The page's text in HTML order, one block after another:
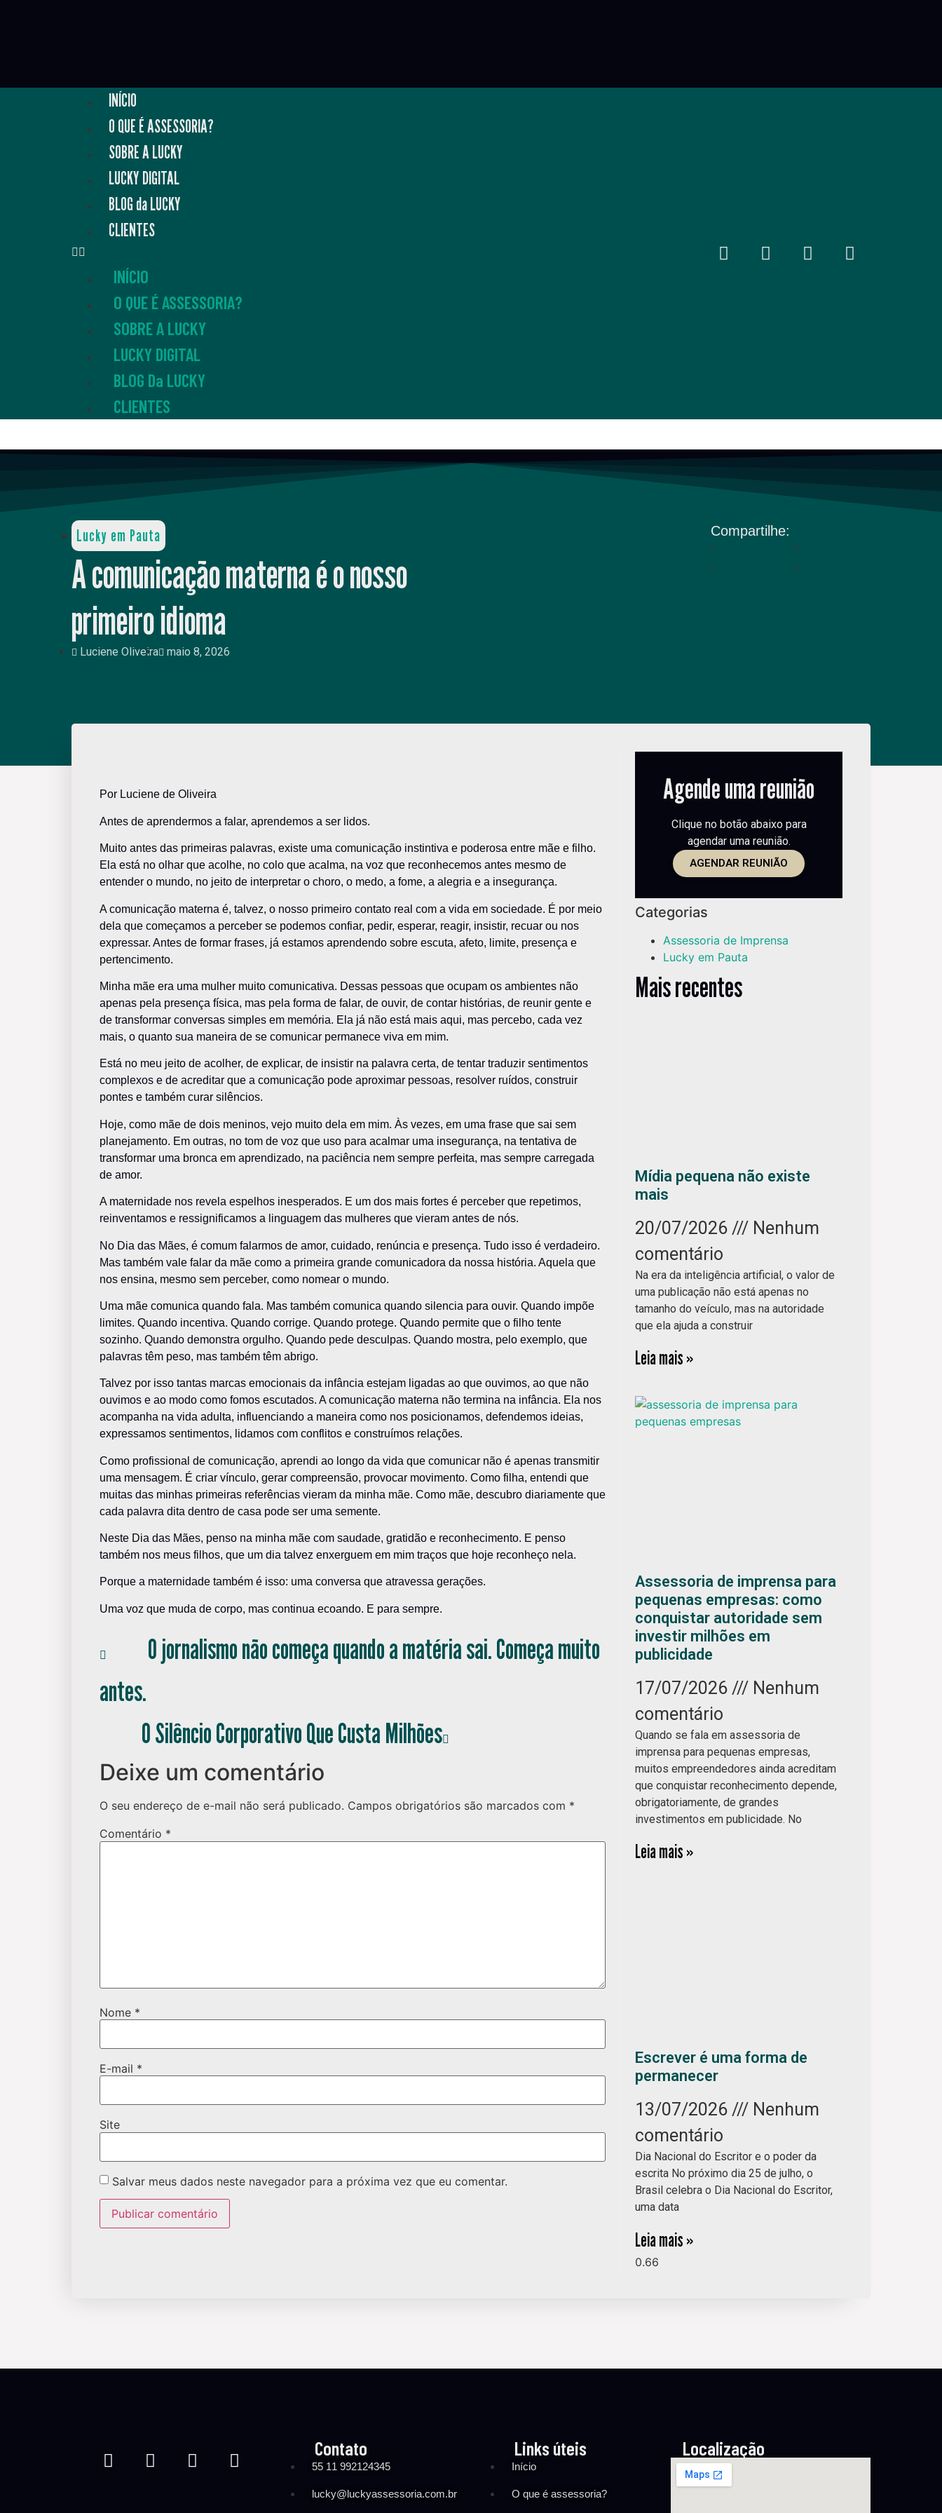
INÍCIO
O QUE É ASSESSORIA?
SOBRE A LUCKY
LUCKY DIGITAL
BLOG da LUCKY
CLIENTES
INÍCIO
O QUE É ASSESSORIA?
SOBRE A LUCKY
LUCKY DIGITAL
BLOG Da LUCKY
CLIENTES
Lucky em Pauta
A comunicação materna é o nosso
primeiro idioma
Luciene Oliveira maio 8, 2026
Compartilhe:
Por Luciene de Oliveira
Antes de aprendermos a falar, aprendemos a ser lidos.
Muito antes das primeiras palavras, existe uma comunicação instintiva e poderosa entre mãe e filho.
Ela está no olhar que acolhe, no colo que acalma, na voz que reconhecemos antes mesmo de
entender o mundo, no jeito de interpretar o choro, o medo, a fome, a alegria e a insegurança.
A comunicação materna é, talvez, o nosso primeiro contato real com a vida em sociedade. É por meio
dela que começamos a perceber se podemos confiar, pedir, esperar, reagir, insistir, recuar ou nos
expressar. Antes de formar frases, já estamos aprendendo sobre escuta, afeto, limite, presença e
pertencimento.
Minha mãe era uma mulher muito comunicativa. Dessas pessoas que ocupam os ambientes não
apenas pela presença física, mas pela forma de falar, de ouvir, de contar histórias, de reunir gente e
de transformar conversas simples em memória. Ela já não está mais aqui, mas percebo, cada vez
mais, o quanto sua maneira de se comunicar permanece viva em mim.
Está no meu jeito de acolher, de explicar, de insistir na palavra certa, de tentar traduzir sentimentos
complexos e de acreditar que a comunicação pode aproximar pessoas, resolver ruídos, construir
pontes e também curar silêncios.
Hoje, como mãe de dois meninos, vejo muito dela em mim. Às vezes, em uma frase que sai sem
planejamento. Em outras, no tom de voz que uso para acalmar uma insegurança, na tentativa de
transformar uma bronca em aprendizado, na paciência nem sempre perfeita, mas sempre carregada
de amor.
A maternidade nos revela espelhos inesperados. E um dos mais fortes é perceber que repetimos,
reinventamos e ressignificamos a linguagem das mulheres que vieram antes de nós.
No Dia das Mães, é comum falarmos de amor, cuidado, renúncia e presença. Tudo isso é verdadeiro.
Mas também vale falar da mãe como a primeira grande comunicadora da nossa história. Aquela que
nos ensina, mesmo sem perceber, como nomear o mundo.
Uma mãe comunica quando fala. Mas também comunica quando silencia para ouvir. Quando impõe
limites. Quando incentiva. Quando corrige. Quando protege. Quando permite que o filho tente
sozinho. Quando demonstra orgulho. Quando pede desculpas. Quando mostra, pelo exemplo, que
palavras têm peso, mas também têm abrigo.
Talvez por isso tantas marcas emocionais da infância estejam ligadas ao que ouvimos, ao que não
ouvimos e ao modo como fomos escutados. A comunicação materna não termina na infância. Ela nos
acompanha na vida adulta, influenciando a maneira como nos posicionamos, defendemos ideias,
expressamos sentimentos, lidamos com conflitos e construímos relações.
Como profissional de comunicação, aprendi ao longo da vida que comunicar não é apenas transmitir
uma mensagem. É criar vínculo, gerar compreensão, provocar movimento. Como filha, entendi que
muitas das minhas primeiras referências vieram da minha mãe. Como mãe, descubro diariamente que
cada palavra dita dentro de casa pode ser uma semente.
Neste Dia das Mães, penso na minha mãe com saudade, gratidão e reconhecimento. E penso
também nos meus filhos, que um dia talvez enxerguem em mim traços que hoje reconheço nela.
Porque a maternidade também é isso: uma conversa que atravessa gerações.
Uma voz que muda de corpo, mas continua ecoando. E para sempre.
O jornalismo não começa quando a matéria sai. Começa muito
antes.
O Silêncio Corporativo Que Custa Milhões
Deixe um comentário
O seu endereço de e-mail não será publicado. Campos obrigatórios são marcados com *
Comentário *
Nome *
E-mail *
Site
Salvar meus dados neste navegador para a próxima vez que eu comentar.
Agende uma reunião
Clique no botão abaixo para
agendar uma reunião.
AGENDAR REUNIÃO
Categorias
Assessoria de Imprensa
Lucky em Pauta
Mais recentes
Mídia pequena não existe
mais
20/07/2026
Nenhum
comentário
Na era da inteligência artificial, o valor de
uma publicação não está apenas no
tamanho do veículo, mas na autoridade
que ela ajuda a construir
Leia mais »
Assessoria de imprensa para
pequenas empresas: como
conquistar autoridade sem
investir milhões em
publicidade
17/07/2026
Nenhum
comentário
Quando se fala em assessoria de
imprensa para pequenas empresas,
muitos empreendedores ainda acreditam
que conquistar reconhecimento depende,
obrigatoriamente, de grandes
investimentos em publicidade. No
Leia mais »
Escrever é uma forma de
permanecer
13/07/2026
Nenhum
comentário
Dia Nacional do Escritor e o poder da
escrita No próximo dia 25 de julho, o
Brasil celebra o Dia Nacional do Escritor,
uma data
Leia mais »
Contato
55 11 992124345
lucky@luckyassessoria.com.br
Links úteis
Início
O que é assessoria?
Localização